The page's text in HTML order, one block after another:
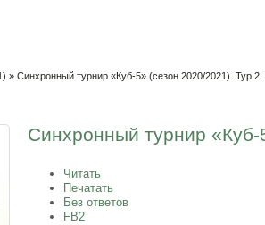
» Синхронный турнир «Куб-5» (сезон 2020/2021). Тур 2.
Синхронный турнир
Читать
Печатать
Без ответов
FB2